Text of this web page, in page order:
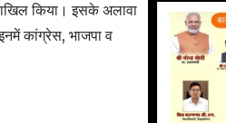
किया। इसके अलावा
कांग्रेस, भाजपा व